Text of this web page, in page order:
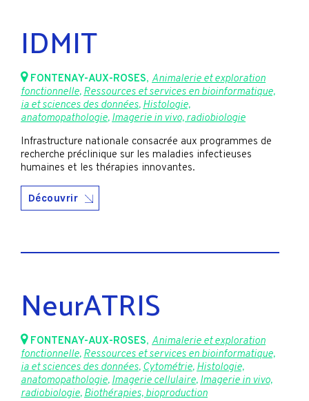
IDMIT
FONTENAY-AUX-ROSES, Animalerie et exploration
fonctionnelle,Ressources et services en bioinformatique,
ia et sciences des données,Histologie,
anatomopathologie,Imagerie in vivo, radiobiologie
Infrastructure nationale consacrée aux programmes de
recherche préclinique sur les maladies infectieuses
humaines et les thérapies innovantes.
Découvrir
NeurATRIS
FONTENAY-AUX-ROSES, Animalerie et exploration
fonctionnelle,Ressources et services en bioinformatique,
ia et sciences des données,Cytométrie,Histologie,
anatomopathologie,Imagerie cellulaire,Imagerie in vivo,
radiobiologie,Biothérapies, bioproduction